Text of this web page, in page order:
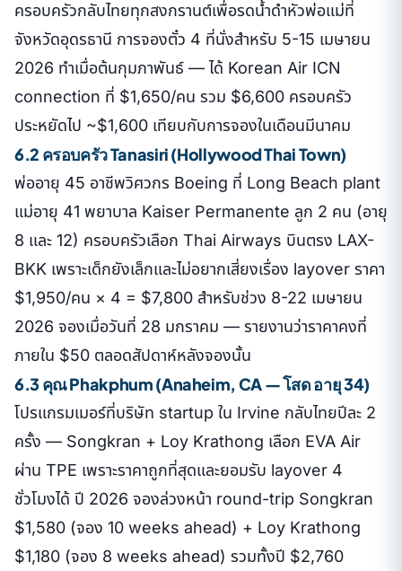
ครอบครัวกลับไทยทุกสงกรานต์เพื่อรดน้ำดำหัวพ่อแม่ที่
จังหวัดอุดรธานี การจองตั๋ว 4 ที่นั่งสำหรับ 5-15 เมษายน
2026 ทำเมื่อต้นกุมภาพันธ์ — ได้ Korean Air ICN
connection ที่ $1,650/คน รวม $6,600 ครอบครัว
ประหยัดไป ~$1,600 เทียบกับการจองในเดือนมีนาคม
6.2 ครอบครัว Tanasiri (Hollywood Thai Town)
พ่ออายุ 45 อาชีพวิศวกร Boeing ที่ Long Beach plant
แม่อายุ 41 พยาบาล Kaiser Permanente ลูก 2 คน (อายุ
8 และ 12) ครอบครัวเลือก Thai Airways บินตรง LAX-
BKK เพราะเด็กยังเล็กและไม่อยากเสี่ยงเรื่อง layover ราคา
$1,950/คน × 4 = $7,800 สำหรับช่วง 8-22 เมษายน
2026 จองเมื่อวันที่ 28 มกราคม — รายงานว่าราคาคงที่
ภายใน $50 ตลอดสัปดาห์หลังจองนั้น
6.3 คุณ Phakphum (Anaheim, CA — โสด อายุ 34)
โปรแกรมเมอร์ที่บริษัท startup ใน Irvine กลับไทยปีละ 2
ครั้ง — Songkran + Loy Krathong เลือก EVA Air
ผ่าน TPE เพราะราคาถูกที่สุดและยอมรับ layover 4
ชั่วโมงได้ ปี 2026 จองล่วงหน้า round-trip Songkran
$1,580 (จอง 10 weeks ahead) + Loy Krathong
$1,180 (จอง 8 weeks ahead) รวมทั้งปี $2,760